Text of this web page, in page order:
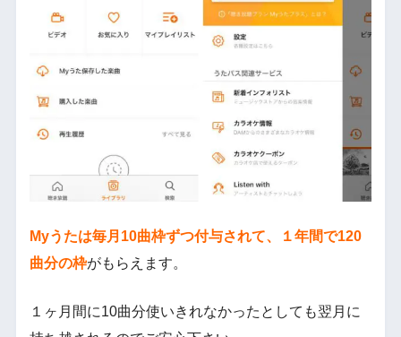
Myうたは毎月10曲枠ずつ付与されて、１年間で120
曲分の枠がもらえます。
１ヶ月間に10曲分使いきれなかったとしても翌月に